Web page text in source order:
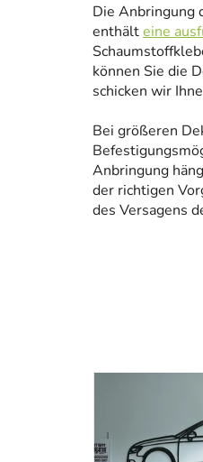
Die Anbringung
enthälteine
können Sie die
schicken wir
Bei größeren
Anbringung
der richtigen
des Versagens